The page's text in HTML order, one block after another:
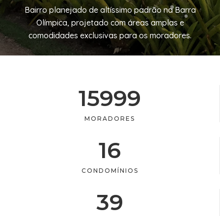
Bairro planejado de altíssimo padrão na Barra
Olímpica, projetado com áreas amplas e
comodidades exclusivas para os moradores.
15999
MORADORES
16
CONDOMÍNIOS
39